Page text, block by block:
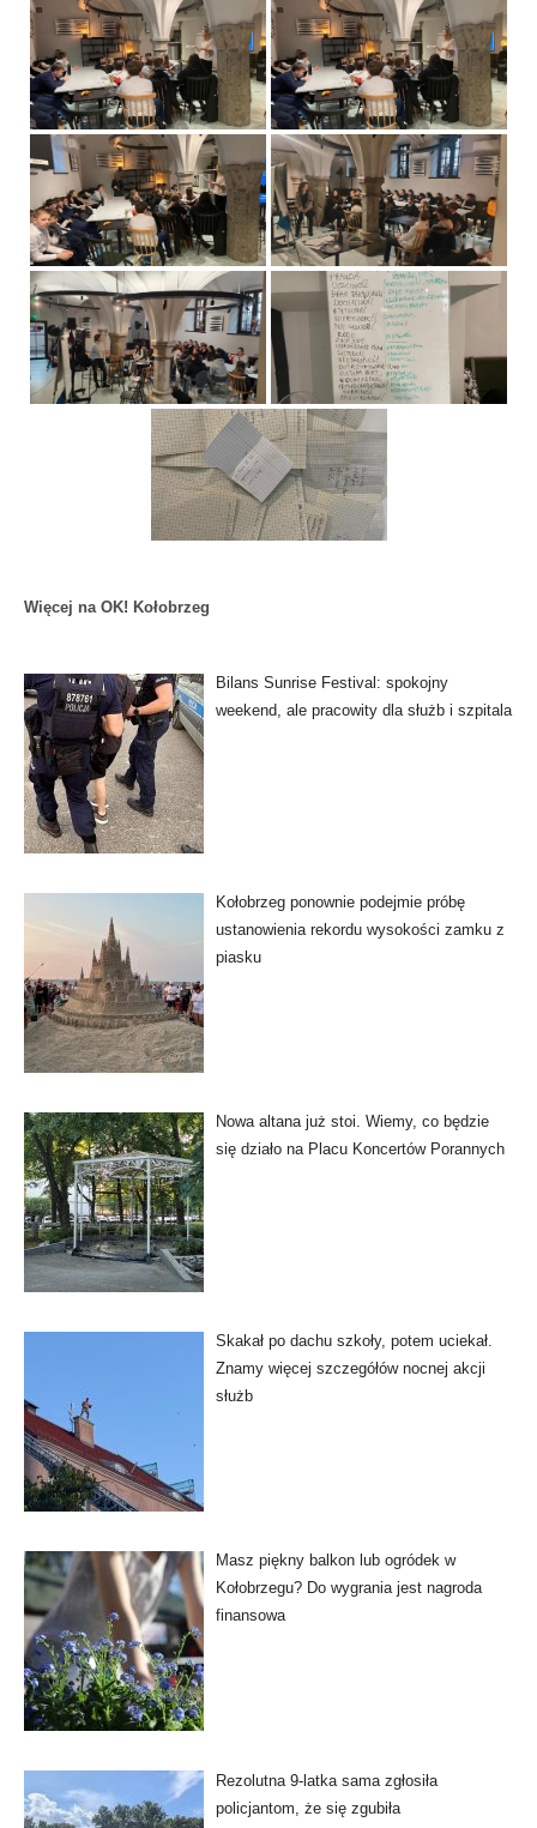
Więcej na OK! Kołobrzeg
Bilans Sunrise Festival: spokojny
weekend, ale pracowity dla służb i szpitala
Kołobrzeg ponownie podejmie próbę
ustanowienia rekordu wysokości zamku z
piasku
Nowa altana już stoi. Wiemy, co będzie
się działo na Placu Koncertów Porannych
Skakał po dachu szkoły, potem uciekał.
Znamy więcej szczegółów nocnej akcji
służb
Masz piękny balkon lub ogródek w
Kołobrzegu? Do wygrania jest nagroda
finansowa
Rezolutna 9-latka sama zgłosiła
policjantom, że się zgubiła